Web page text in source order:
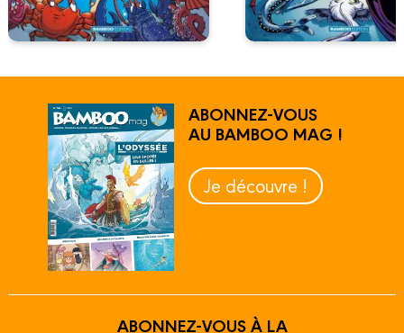
ABONNEZ-VOUS
AU BAMBOO MAG !
Je découvre !
ABONNEZ-VOUS À LA